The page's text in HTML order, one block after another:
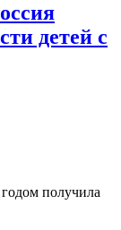
детей с
получила